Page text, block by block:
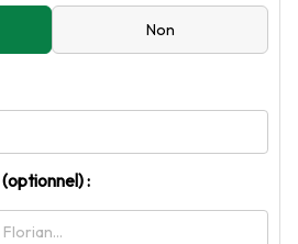
Non
: